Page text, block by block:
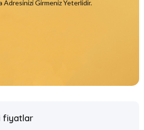
Adresinizi Girmeniz Yeterlidir.
fiyatlar